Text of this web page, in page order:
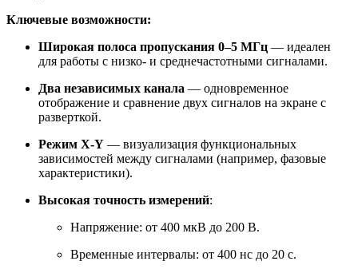
Ключевые возможности:
Широкая полоса пропускания 0–5 МГц — идеален
для работы с низко- и среднечастотными сигналами.
Два независимых канала — одновременное
отображение и сравнение двух сигналов на экране с
разверткой.
Режим X-Y — визуализация функциональных
зависимостей между сигналами (например, фазовые
характеристики).
Высокая точность измерений:
Напряжение: от 400 мкВ до 200 В.
Временные интервалы: от 400 нс до 20 с.